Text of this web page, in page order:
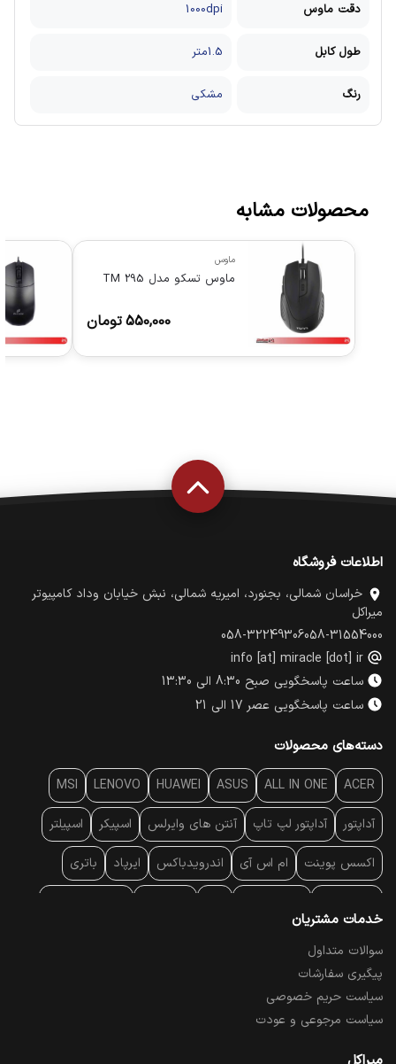
دقت ماوس 1000dpi
طول کابل 1.5متر
رنگ مشکی
محصولات مشابه
ماوس
ماوس تسکو مدل TM 295
550,000تومان
اطلاعات فروشگاه
خراسان شمالی، بجنورد، امیریه شمالی، نبش خیابان وداد کامپیوتر
میراکل
058-31554000
058-32249306
info [at] miracle [dot] ir
ساعت پاسخگویی صبح 8:30 الی 13:30
ساعت پاسخگویی عصر 17 الی 21
دسته‌های محصولات
ACER
ALL IN ONE
ASUS
HUAWEI
LENOVO
MSI
آداپتور آداپتور لپ تاپ آنتن‌ های وایرلس اسپیکر اسپیلتر
اکسس پوینت ام اس آی اندرویدباکس ایرپاد باتری
پایه سقفی
پرده نمایش
تبلت و موبایل تجهیزات پسیو شبکه
تلویزیون
خدمات مشتریان
سوالات متداول
پیگیری سفارشات
سیاست حریم خصوصی
سیاست مرجوعی و عودت